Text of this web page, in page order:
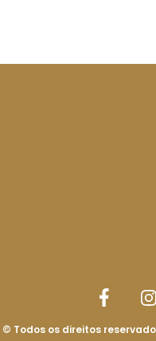
© Todos os direitos